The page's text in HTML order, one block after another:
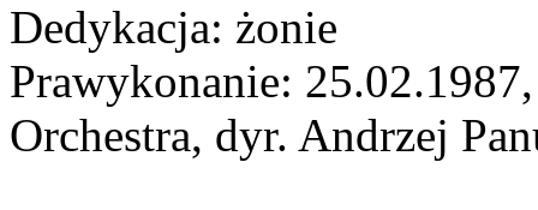
Dedykacja: żonie
Prawykonanie:
Orchestra, dyr. Andrzej